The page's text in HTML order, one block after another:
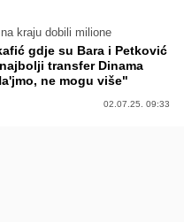
kraju dobili milione
gdje su Bara i Petković
transfer Dinama
ne mogu više"
02.07.25. 09:33